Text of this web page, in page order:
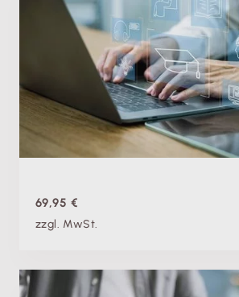
Fachschulung
Buchhaltung digitalisieren: So
Umstieg sicher und erfolgreich
Do. 10.09.2026, 08:00 Uhr
Live
69,95 €
zzgl. MwSt.